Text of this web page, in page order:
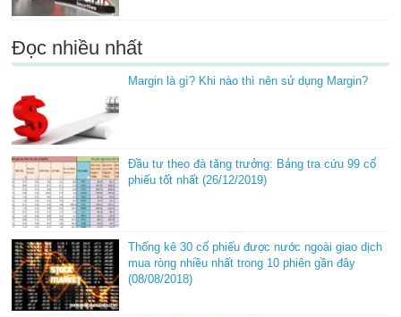
Đọc nhiều nhất
Margin là gì? Khi nào thì nên sử dụng Margin?
Đầu tư theo đà tăng trưởng: Bảng tra cứu 99 cổ
phiếu tốt nhất (26/12/2019)
Thống kê 30 cổ phiếu được nước ngoài giao dịch
mua ròng nhiều nhất trong 10 phiên gần đây
(08/08/2018)